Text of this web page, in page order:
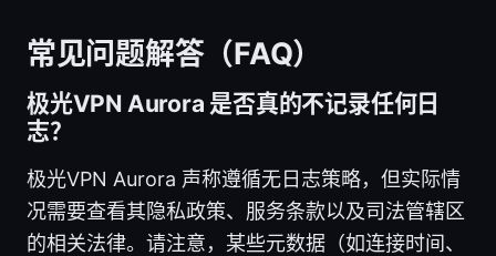
常见问题解答（FAQ）
极光VPN Aurora 是否真的不记录任何日
志？
极光VPN Aurora 声称遵循无日志策略，但实际情
况需要查看其隐私政策、服务条款以及司法管辖区
的相关法律。请注意，某些元数据（如连接时间、